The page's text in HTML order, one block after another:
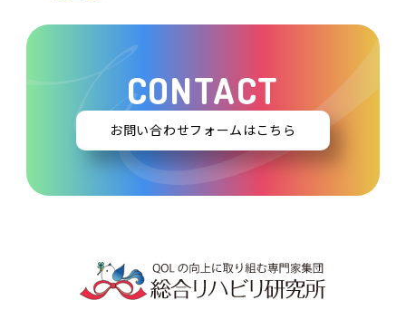
CONTACT
お問い合わせフォームはこちら